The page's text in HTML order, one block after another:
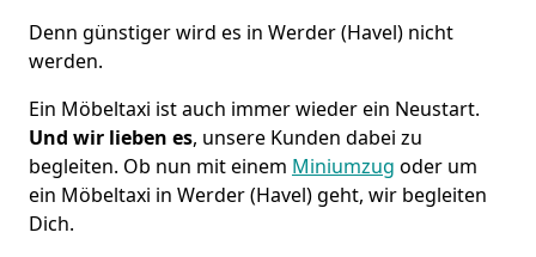
Denn günstiger wird es in Werder (Havel) nicht
werden.
Ein Möbeltaxi ist auch immer wieder ein Neustart.
Und wir lieben es, unsere Kunden dabei zu
begleiten. Ob nun mit einem Miniumzug oder um
ein Möbeltaxi in Werder (Havel) geht, wir begleiten
Dich.